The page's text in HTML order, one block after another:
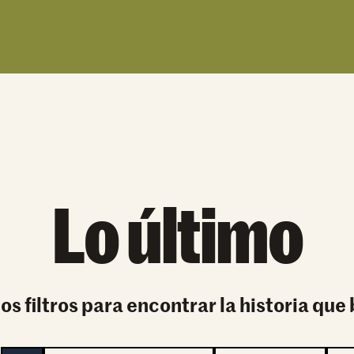
Lo último
filtros para encontrar la historia que